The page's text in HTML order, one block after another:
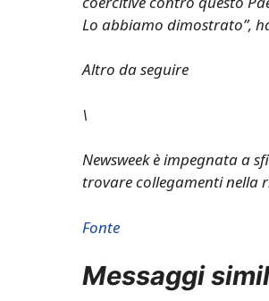
Lo abbiamo dimostrato”,
Altro da seguire
\
Newsweek è impegnata a
trovare collegamenti nella
Fonte
Messaggi